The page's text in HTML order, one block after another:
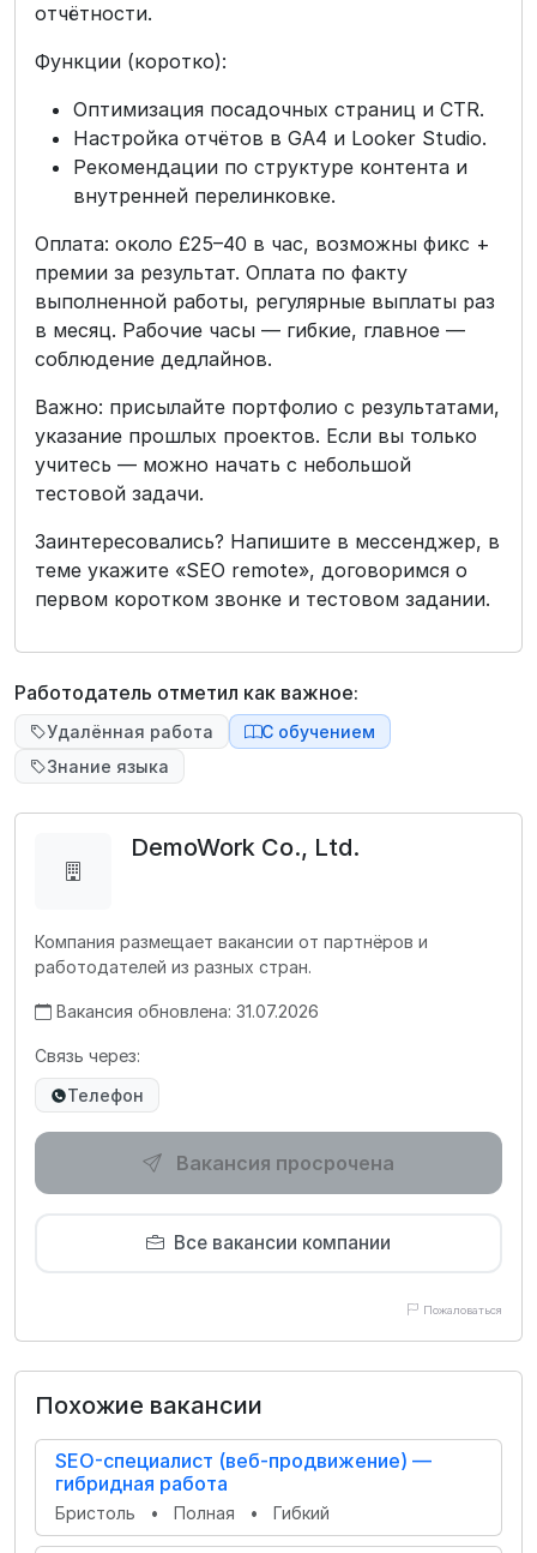
отчётности.
Функции (коротко):
Оптимизация посадочных страниц и CTR.
Настройка отчётов в GA4 и Looker Studio.
Рекомендации по структуре контента и
внутренней перелинковке.
Оплата: около £25–40 в час, возможны фикс +
премии за результат. Оплата по факту
выполненной работы, регулярные выплаты раз
в месяц. Рабочие часы — гибкие, главное —
соблюдение дедлайнов.
Важно: присылайте портфолио с результатами,
указание прошлых проектов. Если вы только
учитесь — можно начать с небольшой
тестовой задачи.
Заинтересовались? Напишите в мессенджер, в
теме укажите «SEO remote», договоримся о
первом коротком звонке и тестовом задании.
Работодатель отметил как важное:
Удалённая работа
С обучением
Знание языка
DemoWork Co., Ltd.
Компания размещает вакансии от партнёров и
работодателей из разных стран.
Вакансия обновлена: 31.07.2026
Связь через:
Телефон
Вакансия просрочена
Все вакансии компании
Пожаловаться
Похожие вакансии
SEO-специалист (веб-продвижение) —
гибридная работа
Бристоль • Полная • Гибкий